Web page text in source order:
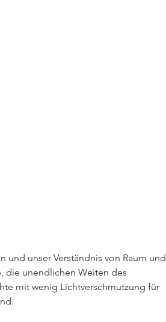
die unendlichen Weiten des
mit wenig Lichtverschmutzung für